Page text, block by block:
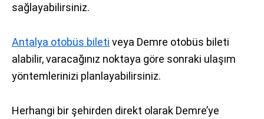
sağlayabilirsiniz.
Antalya otobüs bileti veya Demre otobüs bileti
alabilir, varacağınız noktaya göre sonraki ulaşım
yöntemlerinizi planlayabilirsiniz.
Herhangi bir şehirden direkt olarak Demre’ye